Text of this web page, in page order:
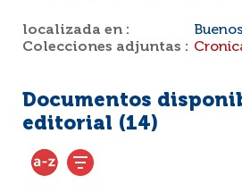
localizada en :
Colecciones adjuntas :
Documentos
editorial (14)